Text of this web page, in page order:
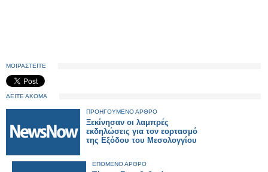
ΜΟΙΡΑΣΤΕΙΤΕ
ΔΕΙΤΕ ΑΚΟΜΑ
ΠΡΟΗΓΟΥΜΕΝΟ ΑΡΘΡΟ
Ξεκίνησαν οι λαμπρές
εκδηλώσεις για τον εορτασμό
της Εξόδου του Μεσολογγίου
ΕΠΟΜΕΝΟ ΑΡΘΡΟ